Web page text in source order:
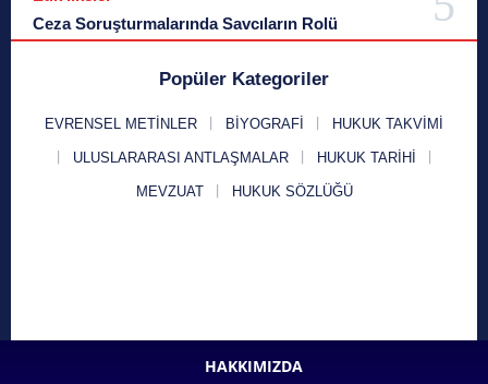
Ceza Soruşturmalarında Savcıların Rolü
Popüler Kategoriler
EVRENSEL METINLER BIYOGRAFI HUKUK TAKVIMI
ULUSLARARASI ANTLAŞMALAR HUKUK TARIHI
MEVZUAT HUKUK SÖZLÜĞÜ
HAKKIMIZDA